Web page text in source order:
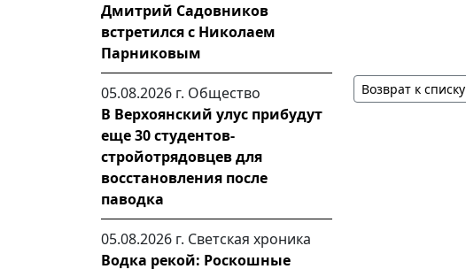
Дмитрий Садовников
встретился с Николаем
Парниковым
05.08.2026 г. Общество
В Верхоянский улус прибудут
еще 30 студентов-
стройотрядовцев для
восстановления после
паводка
05.08.2026 г. Светская хроника
Водка рекой: Роскошные
Возврат к списку